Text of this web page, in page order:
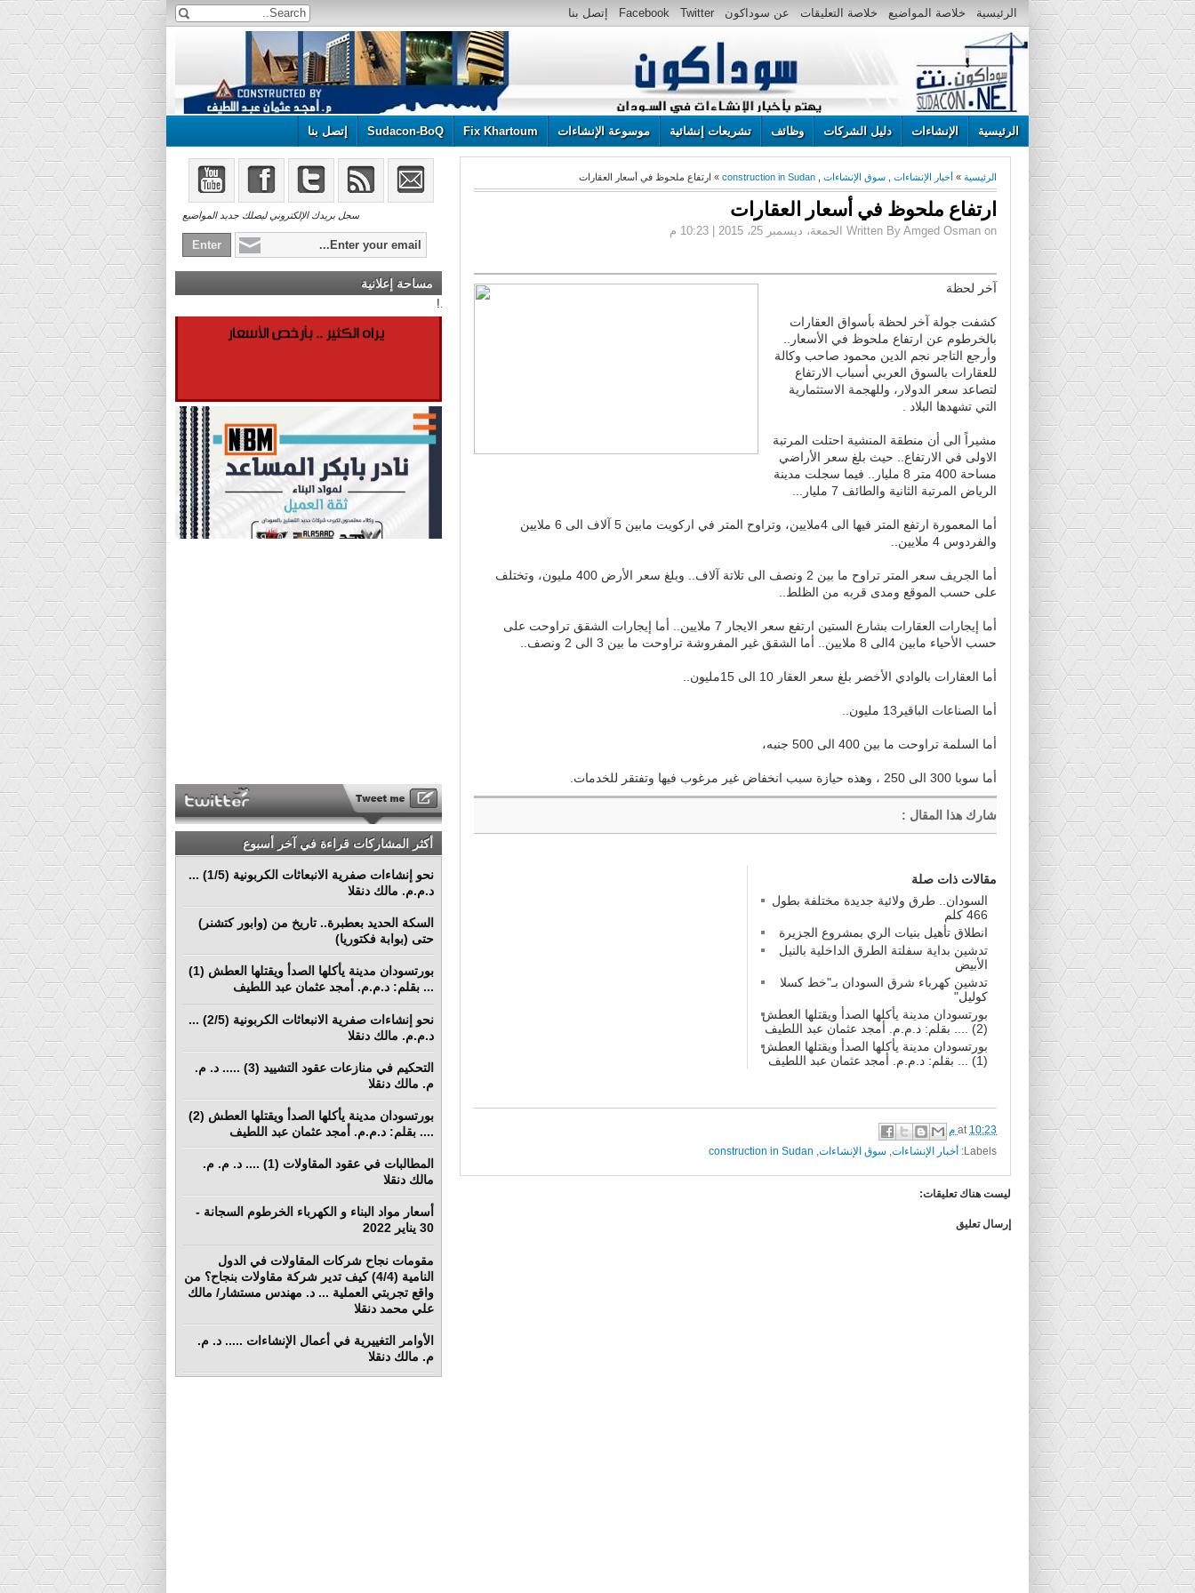
الرئيسية خلاصة المواضيع خلاصة التعليقات عن سوداكون Twitter
Facebook إتصل بنا
الرئيسية الإنشاءات دليل الشركات وظائف تشريعات إنشائية موسوعة الإنشاءات Fix Khartoum
Sudacon-BoQ إتصل بنا
الرئيسية » أخبار الإنشاءات سوق الإنشاءات construction in Sudan » ارتفاع ملحوظ في أسعار العقارات
ارتفاع ملحوظ في أسعار العقارات
Written By Amged Osman on الجمعة، ديسمبر 25، 2015 | 10:23 م
آخر لحظة
كشفت جولة آخر لحظة بأسواق العقارات
بالخرطوم عن ارتفاع ملحوظ في الأسعار..
وأرجع التاجر نجم الدين محمود صاحب وكالة
للعقارات بالسوق العربي أسباب الارتفاع
لتصاعد سعر الدولار، وللهجمة الاستثمارية
التي تشهدها البلاد .
مشيراً الى أن منطقة المنشية احتلت المرتبة
الاولى في الارتفاع.. حيث بلغ سعر الأراضي
مساحة 400 متر 8 مليار.. فيما سجلت مدينة
الرياض المرتبة الثانية والطائف 7 مليار...
أما المعمورة ارتفع المتر فيها الى 4ملايين، وتراوح المتر في اركويت مابين 5 آلاف الى 6 ملايين
والفردوس 4 ملايين..
أما الجريف سعر المتر تراوح ما بين 2 ونصف الى تلاتة آلاف.. وبلغ سعر الأرض 400 مليون، وتختلف
على حسب الموقع ومدى قربه من الظلط..
أما إيجارات العقارات بشارع الستين ارتفع سعر الايجار 7 ملايين.. أما إيجارات الشقق تراوحت على
حسب الأحياء مابين 4الى 8 ملايين.. أما الشقق غير المفروشة تراوحت ما بين 3 الى 2 ونصف..
أما العقارات بالوادي الأخضر بلغ سعر العقار 10 الى 15مليون..
أما الصناعات الباقير13 مليون..
أما السلمة تراوحت ما بين 400 الى 500 جنبه،
أما سوبا 300 الى 250 ، وهذه حيازة سبب انخفاض غير مرغوب فيها وتفتقر للخدمات.
شارك هذا المقال :
مقالات ذات صلة
السودان.. طرق ولائية جديدة مختلفة بطول
466 كلم
انطلاق تأهيل بنيات الري بمشروع الجزيرة
تدشين بداية سفلتة الطرق الداخلية بالنيل
الأبيض
تدشين كهرباء شرق السودان بـ"خط كسلا
كوليل"
بورتسودان مدينة يأكلها الصدأ ويقتلها العطش
(2) .... بقلم: د.م.م. أمجد عثمان عبد اللطيف
بورتسودان مدينة يأكلها الصدأ ويقتلها العطش
(1) ... بقلم: د.م.م. أمجد عثمان عبد اللطيف
at 10:23 م
Labels:
أخبار الإنشاءات, سوق الإنشاءات,
construction in Sudan
ليست هناك تعليقات:
إرسال تعليق
سجل بريدك الإلكتروني ليصلك جديد المواضيع
مساحة إعلانية
أعلن هنا ... أعلن هنا ... أعلن هنا ...!
أكثر المشاركات قراءة في آخر أسبوع
نحو إنشاءات صفرية الانبعاثات الكربونية (1/5) ...
د.م.م. مالك دنقلا
السكة الحديد بعطبرة.. تاريخ من (وابور كتشنر)
حتى (بوابة فكتوريا)
بورتسودان مدينة يأكلها الصدأ ويقتلها العطش (1)
... بقلم: د.م.م. أمجد عثمان عبد اللطيف
نحو إنشاءات صفرية الانبعاثات الكربونية (2/5) ...
د.م.م. مالك دنقلا
التحكيم في منازعات عقود التشييد (3) ..... د. م.
م. مالك دنقلا
بورتسودان مدينة يأكلها الصدأ ويقتلها العطش (2)
.... بقلم: د.م.م. أمجد عثمان عبد اللطيف
المطالبات في عقود المقاولات (1) .... د. م. م.
مالك دنقلا
أسعار مواد البناء و الكهرباء الخرطوم السجانة -
30 يناير 2022
مقومات نجاح شركات المقاولات في الدول
النامية (4/4) كيف تدير شركة مقاولات بنجاح؟ من
واقع تجربتي العملية ... د. مهندس مستشار/ مالك
علي محمد دنقلا
الأوامر التغييرية في أعمال الإنشاءات ..... د. م.
م. مالك دنقلا